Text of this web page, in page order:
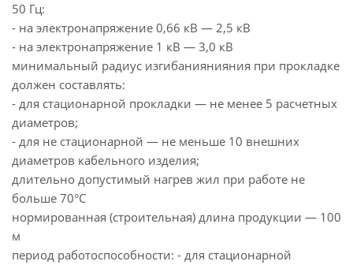
50 Гц:
- на электронапряжение 0,66 кВ — 2,5 кВ
- на электронапряжение 1 кВ — 3,0 кВ
минимальный радиус изгибаниянияния при прокладке
должен составлять:
- для стационарной прокладки — не менее 5 расчетных
диаметров;
- для не стационарной — не меньше 10 внешних
диаметров кабельного изделия;
длительно допустимый нагрев жил при работе не
больше 70°С
нормированная (строительная) длина продукции — 100
м
период работоспособности: - для стационарной